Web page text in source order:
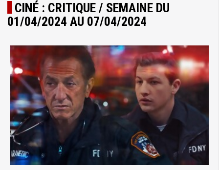
CINÉ : CRITIQUE / SEMAINE DU
01/04/2024 AU 07/04/2024